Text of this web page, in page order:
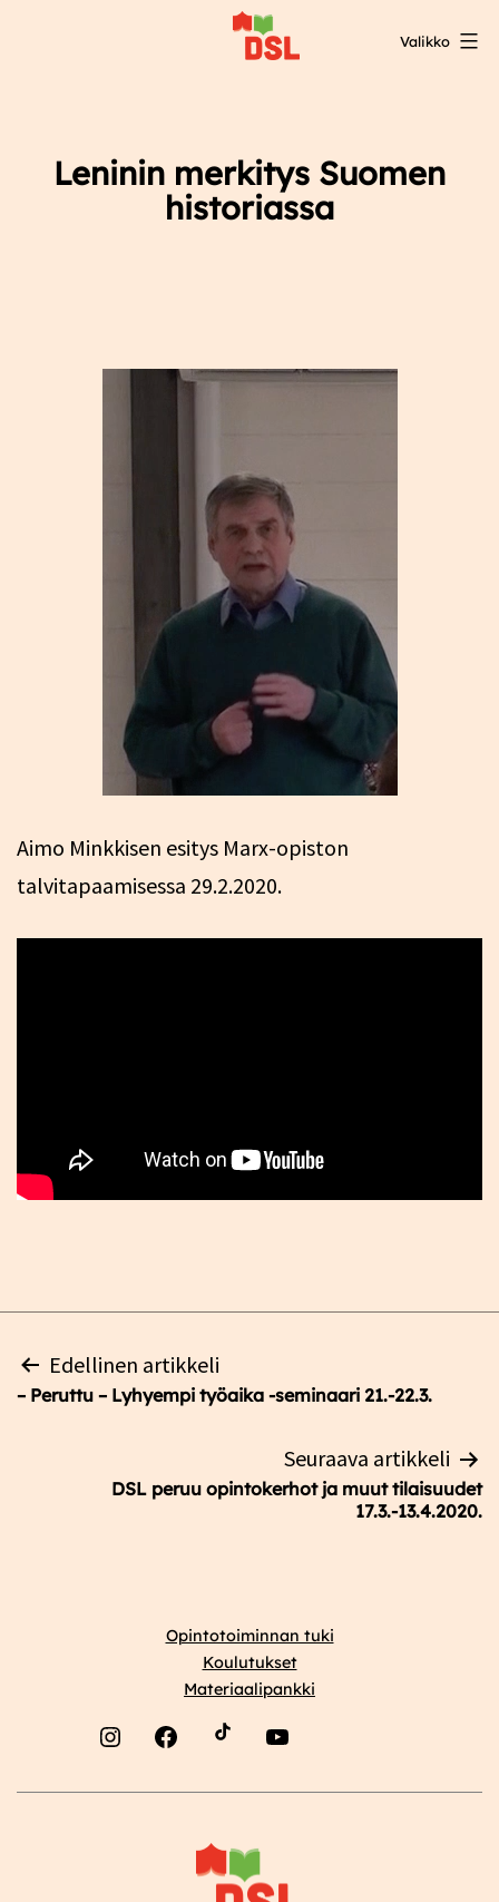
Valikko
Leninin merkitys Suomen
historiassa
Aimo Minkkisen esitys Marx-opiston
talvitapaamisessa 29.2.2020.
Artikkelien
selaus
Edellinen artikkeli
– Peruttu – Lyhyempi työaika -seminaari 21.-22.3.
Seuraava artikkeli
DSL peruu opintokerhot ja muut tilaisuudet
17.3.-13.4.2020.
Opintotoiminnan tuki
Koulutukset
Materiaalipankki